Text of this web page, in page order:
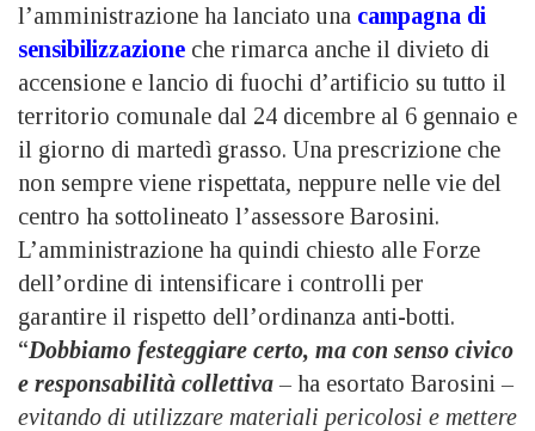
l’amministrazione ha lanciato una campagna di
sensibilizzazione che rimarca anche il divieto di
accensione e lancio di fuochi d’artificio su tutto il
territorio comunale dal 24 dicembre al 6 gennaio e
il giorno di martedì grasso. Una prescrizione che
non sempre viene rispettata, neppure nelle vie del
centro ha sottolineato l’assessore Barosini.
L’amministrazione ha quindi chiesto alle Forze
dell’ordine di intensificare i controlli per
garantire il rispetto dell’ordinanza anti-botti.
“Dobbiamo festeggiare certo, ma con senso civico
e responsabilità collettiva– ha esortato Barosini –
evitando di utilizzare materiali pericolosi e mettere